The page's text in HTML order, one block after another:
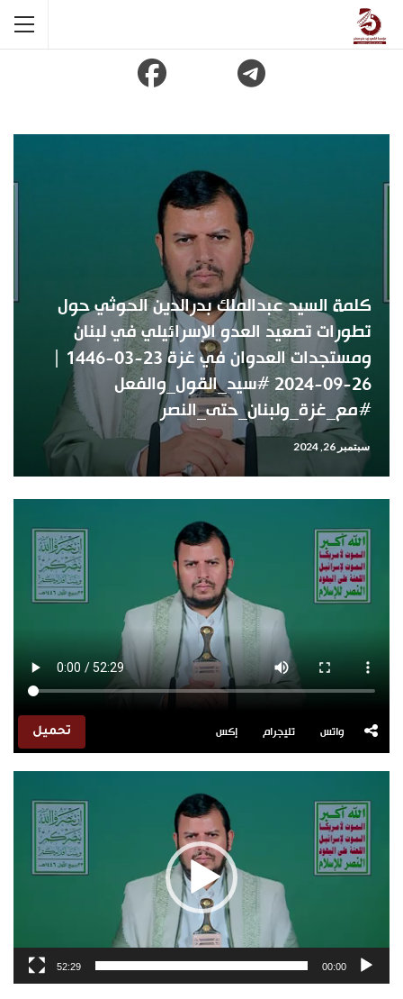
كلمة السيد عبدالملك بدرالدين الحوثي حول
تطورات تصعيد العدو الإسرائيلي في لبنان
ومستجدات العدوان في غزة 23-03-1446 |
26-09-2024 #سيد_القول_والفعل
#مع_غزة_ولبنان_حتى_النصر
سبتمبر 26, 2024
واتس تليجرام إكس تحميل
الفيديو
00:00
52:29